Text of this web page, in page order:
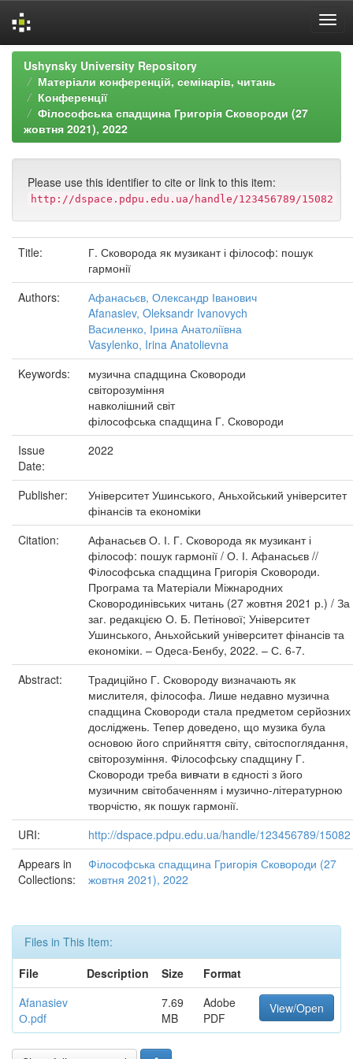
Skip
navigation
Ushynsky University Repository
Матеріали конференцій, семінарів, читань
Конференції
Філософська спадщина Григорія Сковороди (27
жовтня 2021), 2022
Please use this identifier to cite or link to this item:
http://dspace.pdpu.edu.ua/handle/123456789/15082
Title:
Г. Сковорода як музикант і філософ: пошук
гармонії
Authors:
Афанасьєв, Олександр Іванович
Afanasiev, Oleksandr Ivanovych
Василенко, Ірина Анатоліївна
Vasylenko, Irina Anatolievna
Keywords:
музична спадщина Сковороди
світорозуміння
навколішний світ
філософська спадщина Г. Сковороди
Issue
Date:
2022
Publisher:
Університет Ушинського, Аньхойський університет
фінансів та економіки
Citation:
Афанасьєв О. І. Г. Сковорода як музикант і
філософ: пошук гармонії / О. І. Афанасьєв //
Філософська спадщина Григорія Сковороди.
Програма та Матеріали Міжнародних
Сковородинівських читань (27 жовтня 2021 р.) / За
заг. редакцією О. Б. Петінової; Університет
Ушинського, Аньхойський університет фінансів та
економіки. – Одеса-Бенбу, 2022. – С. 6-7.
Abstract:
Традиційно Г. Сковороду визначають як
мислителя, філософа. Лише недавно музична
спадщина Сковороди стала предметом серйозних
досліджень. Тепер доведено, що музика була
основою його сприйняття світу, світоспоглядання,
світорозуміння. Філософську спадщину Г.
Сковороди треба вивчати в єдності з його
музичним світобаченням і музично-літературною
творчістю, як пошук гармонії.
URI:
http://dspace.pdpu.edu.ua/handle/123456789/15082
Appears in
Collections:
Філософська спадщина Григорія Сковороди (27
жовтня 2021), 2022
Files in This Item:
File
Description Size
Format
Afanasiev
О.pdf
7.69
MB
Adobe
PDF
View/Open